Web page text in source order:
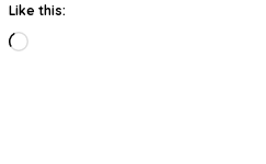
Like this:
Loading…